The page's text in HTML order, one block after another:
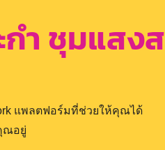
ำ ชุมแสง
แพลตฟอร์มที่ช่วยให้คุณได้
ณอยู่